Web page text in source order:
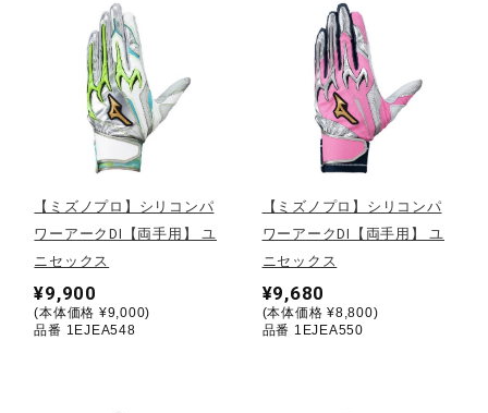
バレーボール
テニス／ソフトテニス
陸上競技
【ミズノプロ】シリコンパ
ワーアークDI【両手用】 ユ
ニセックス
¥9,900
(本体価格 ¥9,000)
品番 1EJEA548
【ミズノプロ】シリコンパ
ワーアークDI【両手用】 ユ
ニセックス
¥9,680
(本体価格 ¥8,800)
品番 1EJEA550